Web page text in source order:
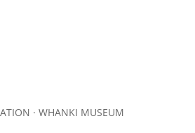
· WHANKI MUSEUM